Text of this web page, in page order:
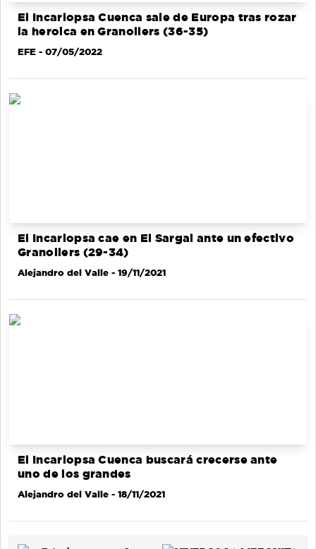
El Incarlopsa Cuenca sale de Europa tras rozar
la heroica en Granollers (36-35)
EFE - 07/05/2022
El Incarlopsa cae en El Sargal ante un efectivo
Granollers (29-34)
Alejandro del Valle - 19/11/2021
El Incarlopsa Cuenca buscará crecerse ante
uno de los grandes
Alejandro del Valle - 18/11/2021